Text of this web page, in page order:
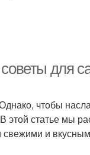
для
чтобы
этой статье мы
и